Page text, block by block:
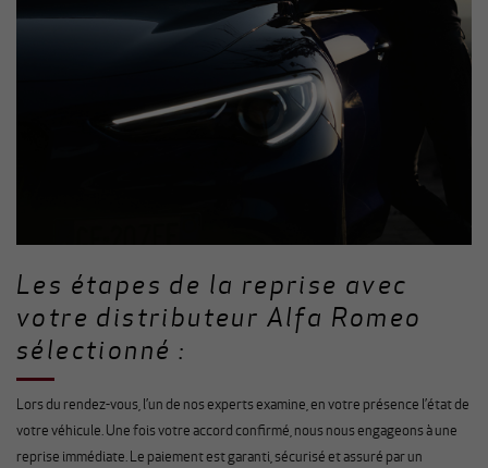
Les étapes de la reprise avec
votre distributeur Alfa Romeo
sélectionné :
Lors du rendez-vous, l’un de nos experts examine, en votre présence l’état de
votre véhicule. Une fois votre accord confirmé, nous nous engageons à une
reprise immédiate. Le paiement est garanti, sécurisé et assuré par un